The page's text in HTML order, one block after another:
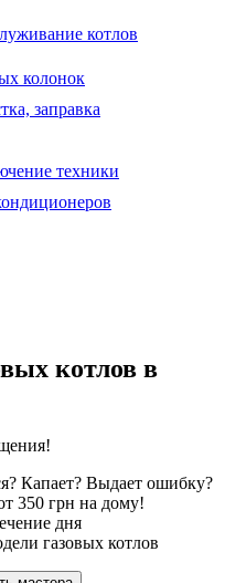
котлов
колонок
заправка
техники
котлов в
Капает? Выдает ошибку?
350 грн на дому!
дня
газовых котлов